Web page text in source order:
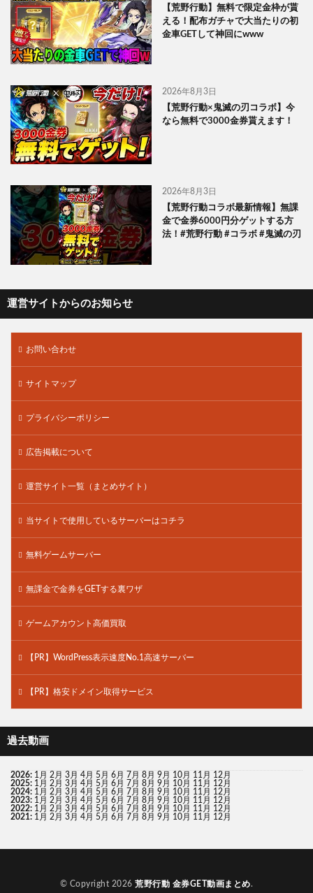
【荒野行動】無料で限定金枠が貰
える！配布ガチャで大当たりの初
金車GETして神回にwww
2026年8月3日
【荒野行動×鬼滅の刃コラボ】今
なら無料で3000金券貰えます！
2026年8月3日
【荒野行動コラボ最新情報】無課
金で金券6000円分ゲットする方
法！#荒野行動 #コラボ #鬼滅の刃
運営サイトからのお知らせ
お問い合わせ
サイトマップ
プライバシーポリシー
広告掲載について
運営サイト一覧（まとめサイト）
当サイトで使用しているサーバーはコチラ
無料ゲームサーバー
無課金で金券をGETする裏ワザ
ゲームアカウント高価買取
【PR】WordPress表示速度No.1高速サーバー
【PR】格安ドメイン取得サービス
過去動画
2026: 1月 2月 3月 4月 5月 6月 7月 8月 9月 10月 11月 12月
2025: 1月 2月 3月 4月 5月 6月 7月 8月 9月 10月 11月 12月
2024: 1月 2月 3月 4月 5月 6月 7月 8月 9月 10月 11月 12月
2023: 1月 2月 3月 4月 5月 6月 7月 8月 9月 10月 11月 12月
2022: 1月 2月 3月 4月 5月 6月 7月 8月 9月 10月 11月 12月
2021: 1月 2月 3月 4月 5月 6月 7月 8月 9月 10月 11月 12月
© Copyright 2026荒野行動 金券GET動画まとめ.